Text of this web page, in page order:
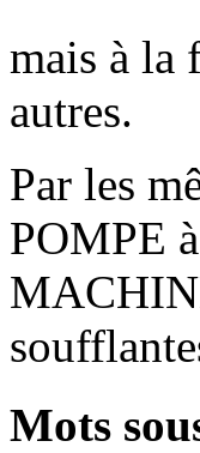
mais à la
autres.
Par les
POMPE
Mots